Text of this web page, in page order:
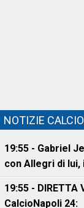
NOTIZIE
19:55 - Gabriel
con Allegri di lui,
19:55 -
CalcioNapoli 24: